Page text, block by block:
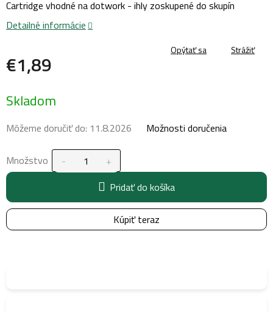
€1,89
cena:
Skladom
Môžeme doručiť do: 11.8.2026 Možnosti doručenia
Množstvo
Pridať do košíka
Kúpiť teraz
Cartridge vhodné na dotwork - ihly zoskupené do skupín
Detailné informácie
Opýtať sa Strážiť